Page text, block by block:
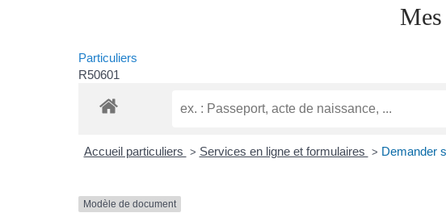
Particuliers
R50601
Accueil particuliers > Services en ligne et formulaires > Demander
Modèle de document